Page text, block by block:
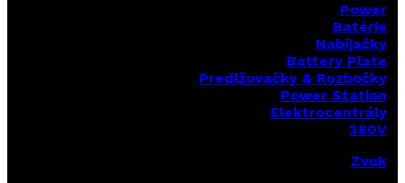
Power
Batérie
Nabíjačky
Battery Plate
Predlžovačky & Rozbočky
Power Station
Elektrocentrály
380V
Zvuk